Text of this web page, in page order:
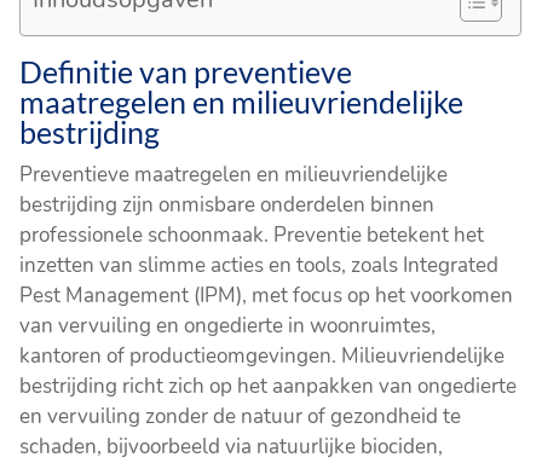
Definitie van preventieve
maatregelen en milieuvriendelijke
bestrijding
Preventieve maatregelen en milieuvriendelijke
bestrijding zijn onmisbare onderdelen binnen
professionele schoonmaak. Preventie betekent het
inzetten van slimme acties en tools, zoals Integrated
Pest Management (IPM), met focus op het voorkomen
van vervuiling en ongedierte in woonruimtes,
kantoren of productieomgevingen. Milieuvriendelijke
bestrijding richt zich op het aanpakken van ongedierte
en vervuiling zonder de natuur of gezondheid te
schaden, bijvoorbeeld via natuurlijke biociden,